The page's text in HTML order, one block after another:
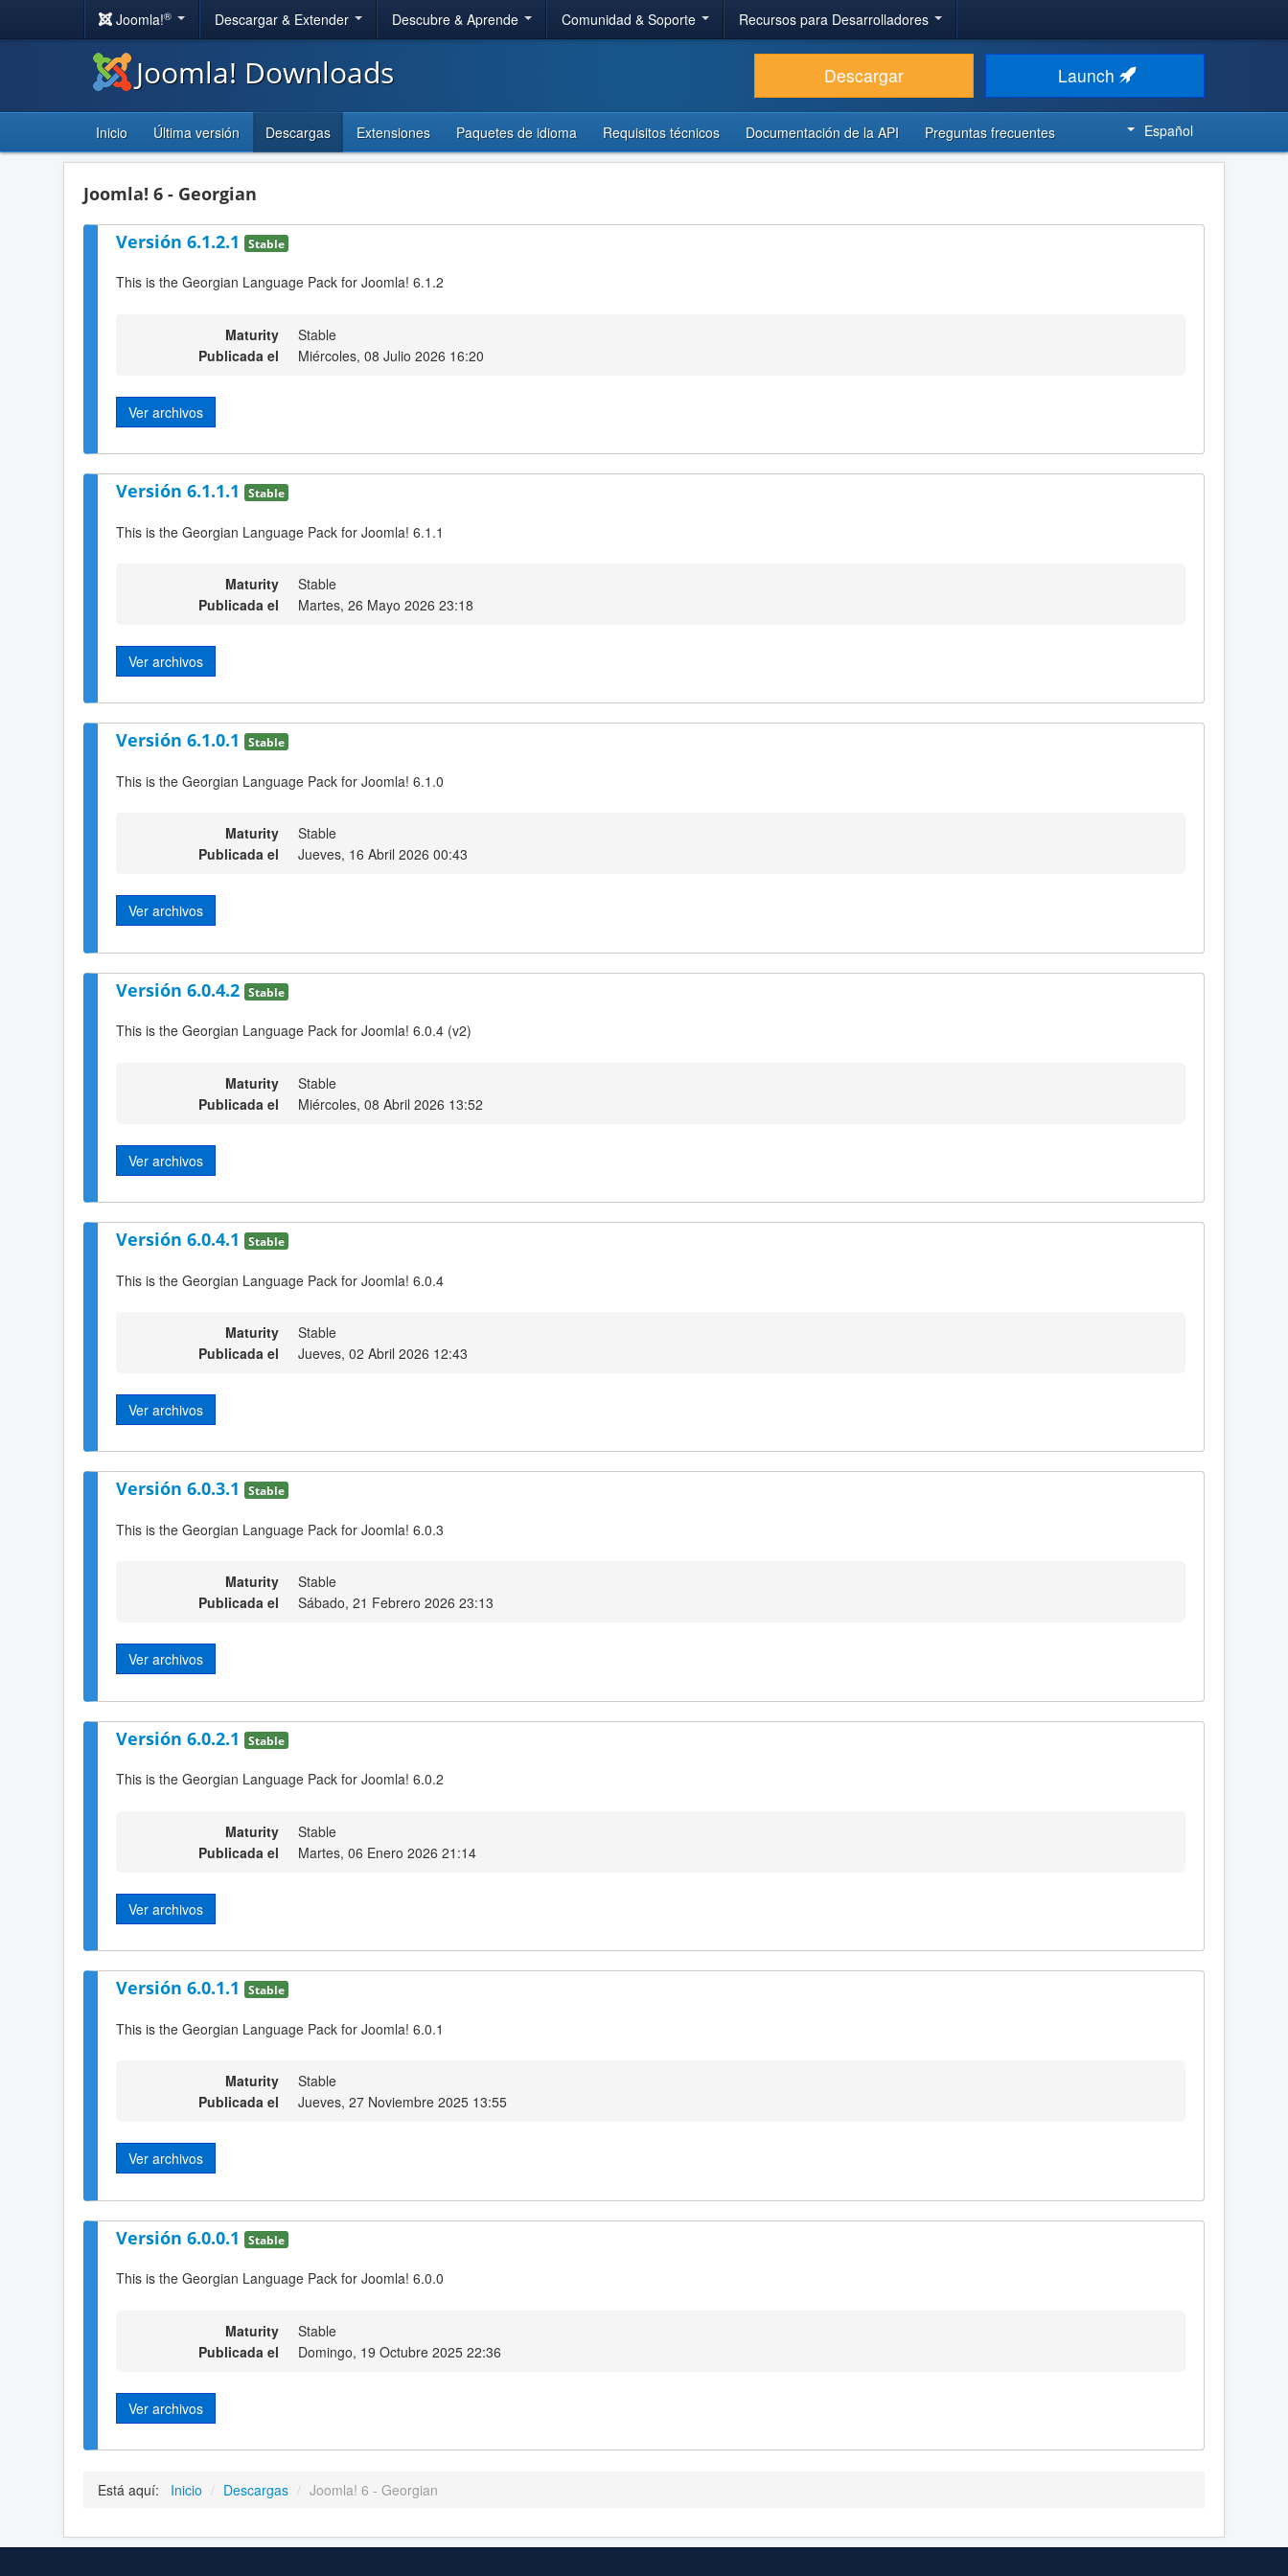
Joomla!® Descargar & Extender Descubre & Aprende Comunidad & Soporte Recursos para Desarrolladores
Joomla! Downloads Descargar Launch
Inicio Última versión Descargas Extensiones Paquetes de idioma Requisitos técnicos Documentación de la API Preguntas frecuentes Español
Joomla! 6 - Georgian
Versión 6.1.2.1 Stable
This is the Georgian Language Pack for Joomla! 6.1.2
Maturity
Stable
Publicada el
Miércoles, 08 Julio 2026 16:20
Ver archivos
Versión 6.1.1.1 Stable
This is the Georgian Language Pack for Joomla! 6.1.1
Maturity
Stable
Publicada el
Martes, 26 Mayo 2026 23:18
Ver archivos
Versión 6.1.0.1 Stable
This is the Georgian Language Pack for Joomla! 6.1.0
Maturity
Stable
Publicada el
Jueves, 16 Abril 2026 00:43
Ver archivos
Versión 6.0.4.2 Stable
This is the Georgian Language Pack for Joomla! 6.0.4 (v2)
Maturity
Stable
Publicada el
Miércoles, 08 Abril 2026 13:52
Ver archivos
Versión 6.0.4.1 Stable
This is the Georgian Language Pack for Joomla! 6.0.4
Maturity
Stable
Publicada el
Jueves, 02 Abril 2026 12:43
Ver archivos
Versión 6.0.3.1 Stable
This is the Georgian Language Pack for Joomla! 6.0.3
Maturity
Stable
Publicada el
Sábado, 21 Febrero 2026 23:13
Ver archivos
Versión 6.0.2.1 Stable
This is the Georgian Language Pack for Joomla! 6.0.2
Maturity
Stable
Publicada el
Martes, 06 Enero 2026 21:14
Ver archivos
Versión 6.0.1.1 Stable
This is the Georgian Language Pack for Joomla! 6.0.1
Maturity
Stable
Publicada el
Jueves, 27 Noviembre 2025 13:55
Ver archivos
Versión 6.0.0.1 Stable
This is the Georgian Language Pack for Joomla! 6.0.0
Maturity
Stable
Publicada el
Domingo, 19 Octubre 2025 22:36
Ver archivos
Está aquí: Inicio / Descargas / Joomla! 6 - Georgian